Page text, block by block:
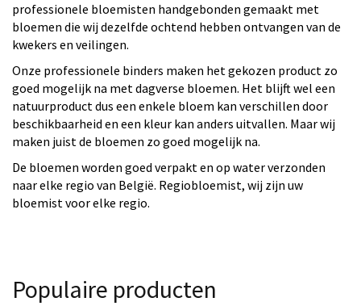
professionele bloemisten handgebonden gemaakt met
bloemen die wij dezelfde ochtend hebben ontvangen van de
kwekers en veilingen.
Onze professionele binders maken het gekozen product zo
goed mogelijk na met dagverse bloemen. Het blijft wel een
natuurproduct dus een enkele bloem kan verschillen door
beschikbaarheid en een kleur kan anders uitvallen. Maar wij
maken juist de bloemen zo goed mogelijk na.
De bloemen worden goed verpakt en op water verzonden
naar elke regio van België. Regiobloemist, wij zijn uw
bloemist voor elke regio.
Populaire producten